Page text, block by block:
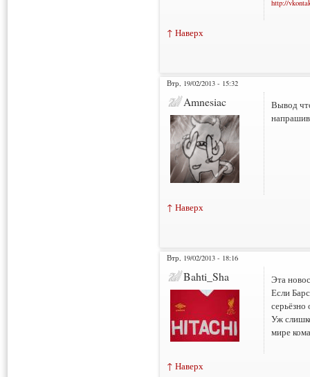
http://
↑ Наверх
Втр, 19/02/2013 - 15:32
Amnesiac
Вывод
↑ Наверх
Втр, 19/02/2013 - 18:16
Bahti_Sha
Эта
Если
серьёзно
Уж
мире
↑ Наверх